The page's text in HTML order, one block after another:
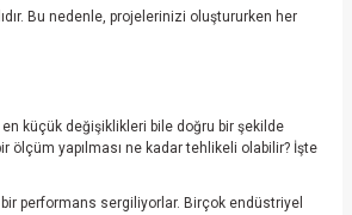
Bu nedenle, projelerinizi oluştururken her
küçük değişiklikleri bile doğru bir şekilde
ölçüm yapılması ne kadar tehlikeli olabilir? İşte
bir performans sergiliyorlar. Birçok endüstriyel